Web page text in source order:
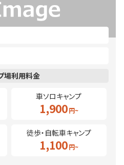
車ソロキャンプ
1,900
徒歩・自転車キャンプ
1,100